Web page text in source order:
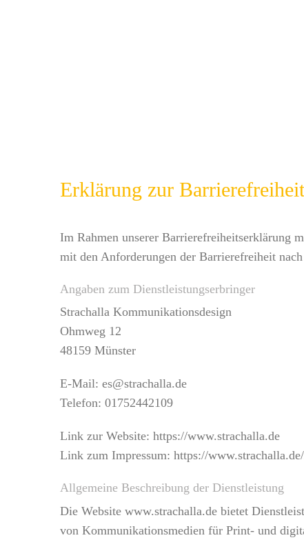
Erklärung zur
Im Rahmen unserer Barrierefreiheitserklärung
mit den Anforderungen der Barrierefreiheit
Angaben zum Dienstleistungserbringer
Strachalla Kommunikationsdesign
Ohmweg 12
48159 Münster
E-Mail: es@strachalla.de
Telefon: 01752442109
Link zur Website: https://www.strachalla.de
Link zum Impressum: https://
Allgemeine Beschreibung der Dienstleistung
Die Website www.strachalla.de bietet
von Kommunikationsmedien für Print- und